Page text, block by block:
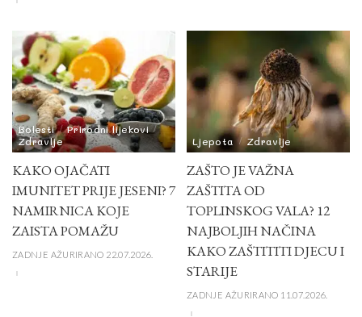
Bolesti
Prirodni lijekovi
Zdravlje
KAKO OJAČATI
IMUNITET PRIJE JESENI? 7
NAMIRNICA KOJE
ZAISTA POMAŽU
ZADNJE AŽURIRANO 22.07.2026.
Ljepota Zdravlje
ZAŠTO JE VAŽNA
ZAŠTITA OD
TOPLINSKOG VALA? 12
NAJBOLJIH NAČINA
KAKO ZAŠTITITI DJECU I
STARIJE
ZADNJE AŽURIRANO 11.07.2026.